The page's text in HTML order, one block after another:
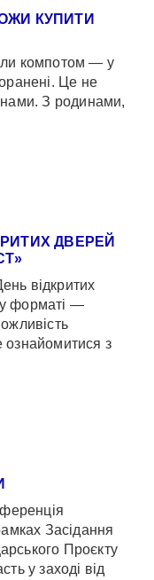
КУПИТИ
компотом — у
Це не
З родинами,
ДВЕРЕЙ
відкритих
форматі —
ознайомитися з
Засідання
Проєкту
у заході від